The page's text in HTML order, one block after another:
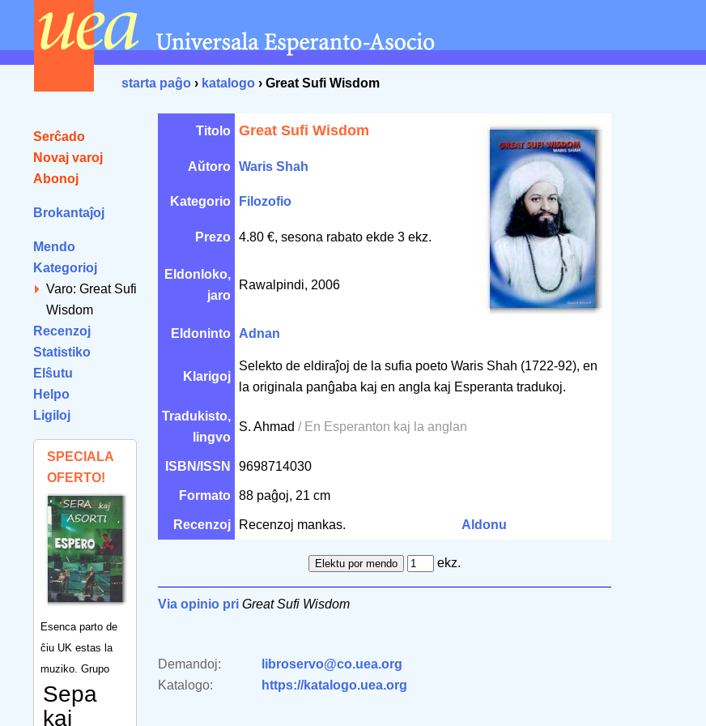
starta paĝo › katalogo › Great Sufi Wisdom
Serĉado
Novaj varoj
Abonoj
Brokantaĵoj
Mendo
Kategorioj
Varo: Great Sufi
Wisdom
Recenzoj
Statistiko
Elŝutu
Helpo
Ligiloj
SPECIALA
OFERTO!
Esenca parto de
ĉiu UK estas la
muziko. Grupo
Sepa
kaj
Titolo Great Sufi Wisdom
Aŭtoro Waris Shah
Kategorio Filozofio
Prezo 4.80 €, sesona rabato ekde 3 ekz.
Eldonloko,
jaro
Rawalpindi, 2006
Eldoninto Adnan
Klarigoj
Selekto de eldiraĵoj de la sufia poeto Waris Shah (1722-92), en
la originala panĝaba kaj en angla kaj Esperanta tradukoj.
Tradukisto,
lingvo
S. Ahmad / En Esperanton kaj la anglan
ISBN/ISSN 9698714030
Formato 88 paĝoj, 21 cm
Recenzoj Recenzoj mankas. Aldonu
ekz.
Via opinio pri Great Sufi Wisdom
Demandoj:
libroservo@co.uea.org
Katalogo:
https://katalogo.uea.org